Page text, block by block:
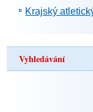
Krajský
Vyhledávání